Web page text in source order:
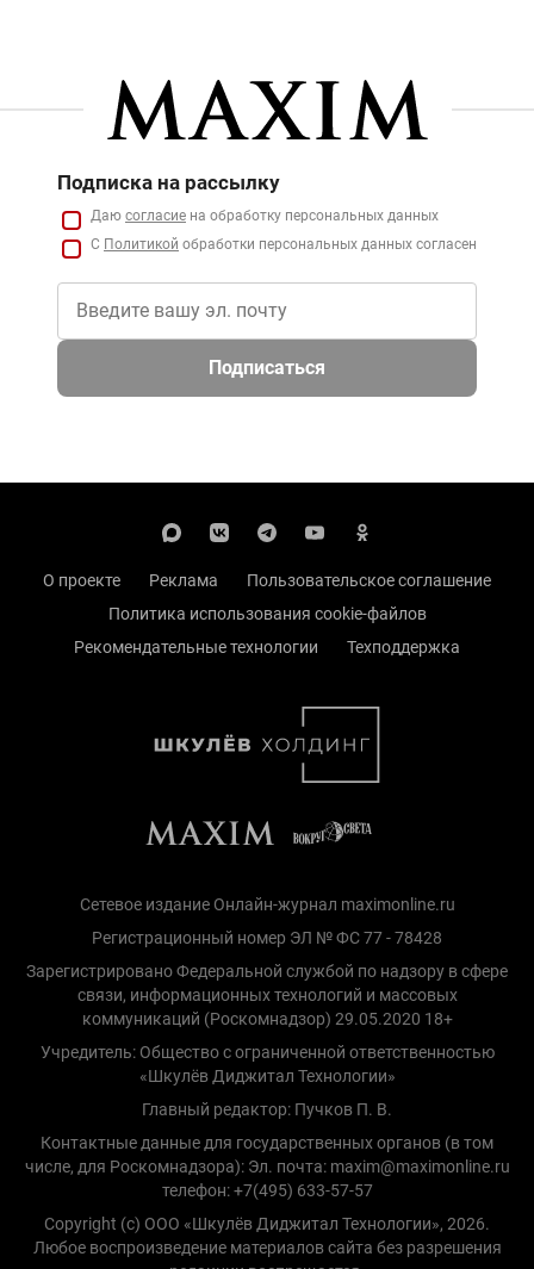
Подписка на рассылку
Даю согласие на обработку персональных данных
С Политикой обработки персональных данных согласен
Подписаться
О проекте Реклама
Пользовательское соглашение
Политика использования cookie-файлов
Рекомендательные технологии
Техподдержка
Сетевое издание Онлайн-журнал maximonline.ru
Регистрационный номер ЭЛ № ФС 77 - 78428
Зарегистрировано Федеральной службой по надзору в сфере
связи, информационных технологий и массовых
коммуникаций (Роскомнадзор) 29.05.2020 18+
Учредитель: Общество с ограниченной ответственностью
«Шкулёв Диджитал Технологии»
Главный редактор: Пучков П. В.
Контактные данные для государственных органов (в том
числе, для Роскомнадзора): Эл. почта: maxim@maximonline.ru
телефон: +7(495) 633-57-57
Copyright (с) ООО «Шкулёв Диджитал Технологии», 2026.
Любое воспроизведение материалов сайта без разрешения